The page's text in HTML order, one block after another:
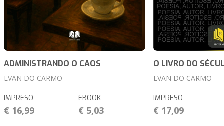
ADMINISTRANDO O CAOS
EVAN DO CARMO
IMPRESO
€ 16,99
EBOOK
€ 5,03
O LIVRO DO
EVAN DO CARMO
IMPRESO
€ 17,09